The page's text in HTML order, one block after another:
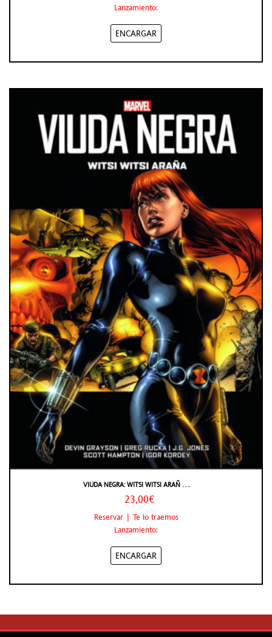
Lanzamiento:
ENCARGAR
VIUDA NEGRA: WITSI WITSI ARAÑ . . .
23,00€
Reservar | Te lo traemos
Lanzamiento:
ENCARGAR